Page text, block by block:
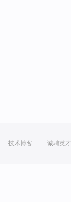
技术博客 诚聘英才